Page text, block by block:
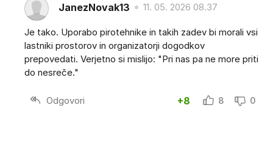
JanezNovak13 11. 05. 2026 08.37
Je tako. Uporabo pirotehnike in takih zadev bi morali vsi
lastniki prostorov in organizatorji dogodkov
prepovedati. Verjetno si mislijo: "Pri nas pa ne more priti
do nesreče."
Odgovori +8 8 0